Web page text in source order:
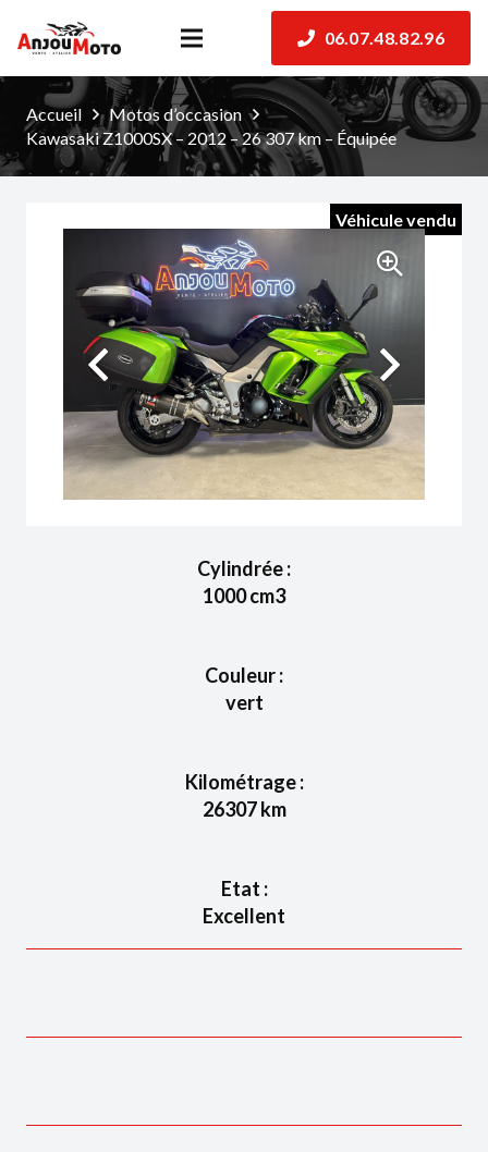
06.07.48.82.96
Accueil
Motos d’occasion
Kawasaki Z1000SX – 2012 – 26 307 km – Équipée
Véhicule vendu
Cylindrée :
1000cm3
Couleur :
vert
Kilométrage :
26307km
Etat :
Excellent